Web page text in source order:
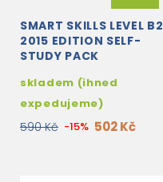
SMART SKILLS LEVEL B2
2015 EDITION SELF-
STUDY PACK
skladem (ihned
expedujeme)
590 Kč -15% 502 Kč